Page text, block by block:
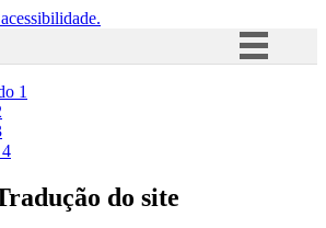
Acesso à informação
1
4
do site